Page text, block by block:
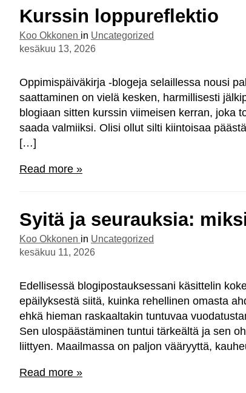
Kurssin loppureflektio
Koo Okkonen in Uncategorized
kesäkuu 13, 2026
Oppimispäiväkirja -blogeja selaillessa nousi
saattaminen on vielä kesken, harmillisesti
blogiaan sitten kurssin viimeisen kerran, joka
saada valmiiksi. Olisi ollut silti kiintoisaa
[…]
Read more »
Syitä ja seurauksia:
Koo Okkonen in Uncategorized
kesäkuu 11, 2026
Edellisessä blogipostauksessani käsittelin
epäilyksestä siitä, kuinka rehellinen omasta
ehkä hieman raskaaltakin tuntuvaa
Sen ulospäästäminen tuntui tärkeältä ja sen
liittyen. Maailmassa on paljon vääryyttä,
Read more »